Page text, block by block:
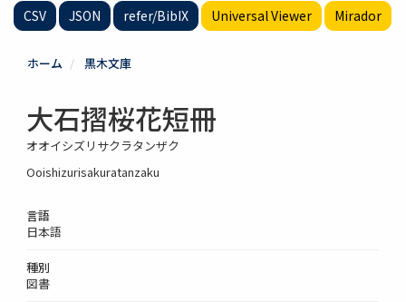
CSV JSON refer/BibIX Universal Viewer Mirador
ホーム 黒木文庫
大石摺桜花短冊
オオイシズリサクラタンザク
Ooishizurisakuratanzaku
言語
日本語
種別
図書